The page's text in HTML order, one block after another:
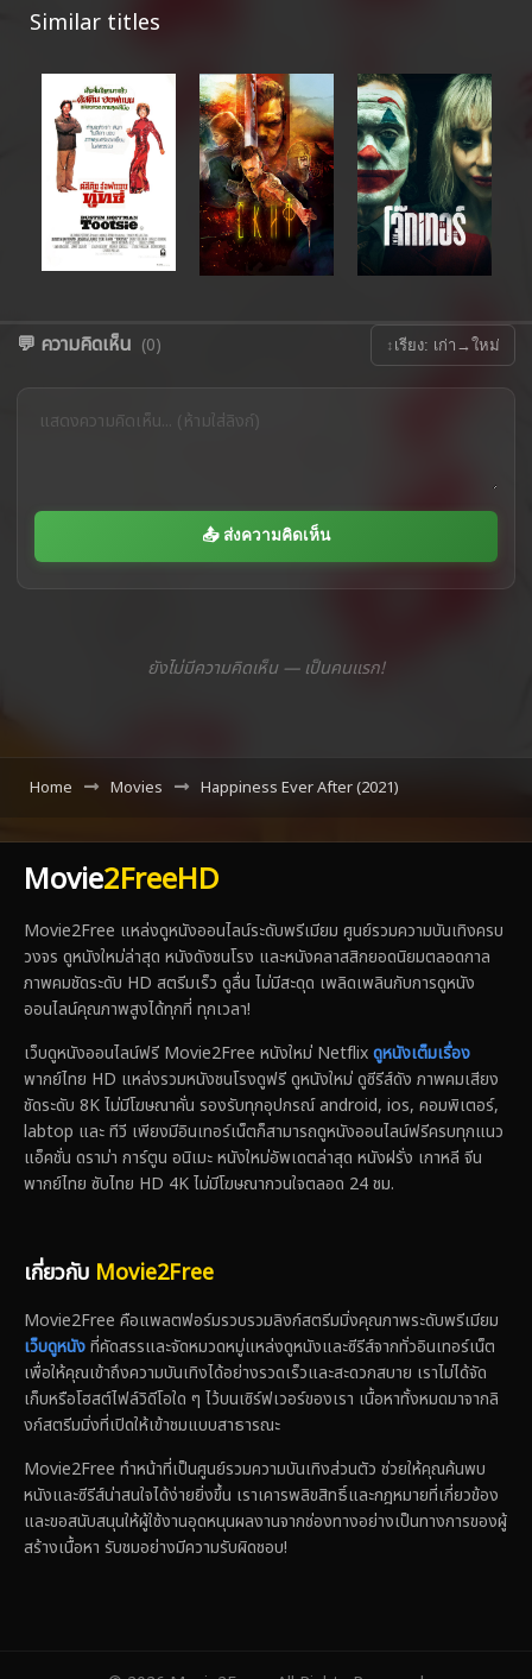
Similar titles
💬 ความคิดเห็น (0) ↕ เรียง: เก่า→ใหม่
📤 ส่งความคิดเห็น
ยังไม่มีความคิดเห็น — เป็นคนแรก!
Home Movies Happiness Ever After (2021)
Movie2FreeHD
Movie2Free แหล่งดูหนังออนไลน์ระดับพรีเมียม ศูนย์รวมความบันเทิงครบ
วงจร ดูหนังใหม่ล่าสุด หนังดังชนโรง และหนังคลาสสิกยอดนิยมตลอดกาล
ภาพคมชัดระดับ HD สตรีมเร็ว ดูลื่น ไม่มีสะดุด เพลิดเพลินกับการดูหนัง
ออนไลน์คุณภาพสูงได้ทุกที่ ทุกเวลา!
เว็บดูหนังออนไลน์ฟรี Movie2Free หนังใหม่ Netflixดูหนังเต็มเรื่อง
พากย์ไทย HD แหล่งรวมหนังชนโรงดูฟรี ดูหนังใหม่ ดูซีรีส์ดัง ภาพคมเสียง
ชัดระดับ 8K ไม่มีโฆษณาคั่น รองรับทุกอุปกรณ์ android, ios, คอมพิเตอร์,
labtop และ ทีวี เพียงมีอินเทอร์เน็ตก็สามารถดูหนังออนไลน์ฟรีครบทุกแนว
แอ็คชั่น ดราม่า การ์ตูน อนิเมะ หนังใหม่อัพเดตล่าสุด หนังฝรั่ง เกาหลี จีน
พากย์ไทย ซับไทย HD 4K ไม่มีโฆษณากวนใจตลอด 24 ชม.
เกี่ยวกับ Movie2Free
Movie2Free คือแพลตฟอร์มรวบรวมลิงก์สตรีมมิ่งคุณภาพระดับพรีเมียม
เว็บดูหนังที่คัดสรรและจัดหมวดหมู่แหล่งดูหนังและซีรีส์จากทั่วอินเทอร์เน็ต
เพื่อให้คุณเข้าถึงความบันเทิงได้อย่างรวดเร็วและสะดวกสบาย เราไม่ได้จัด
เก็บหรือโฮสต์ไฟล์วิดีโอใด ๆ ไว้บนเซิร์ฟเวอร์ของเรา เนื้อหาทั้งหมดมาจากลิ
งก์สตรีมมิ่งที่เปิดให้เข้าชมแบบสาธารณะ
Movie2Free ทำหน้าที่เป็นศูนย์รวมความบันเทิงส่วนตัว ช่วยให้คุณค้นพบ
หนังและซีรีส์น่าสนใจได้ง่ายยิ่งขึ้น เราเคารพลิขสิทธิ์และกฎหมายที่เกี่ยวข้อง
และขอสนับสนุนให้ผู้ใช้งานอุดหนุนผลงานจากช่องทางอย่างเป็นทางการของผู้
สร้างเนื้อหา รับชมอย่างมีความรับผิดชอบ!